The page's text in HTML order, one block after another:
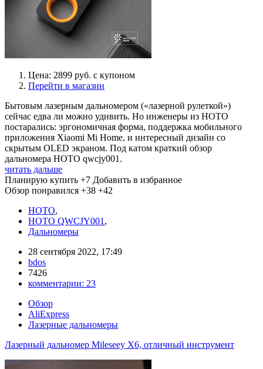
Цена: 2899 руб. с купоном
Перейти в магазин
Бытовым лазерным дальномером («лазерной рулеткой»)
сейчас едва ли можно удивить. Но инженеры из HOTO
постарались: эргономичная форма, поддержка мобильного
приложения Xiaomi Mi Home, и интересный дизайн со
скрытым OLED экраном. Под катом краткий обзор
дальномера HOTO qwcjy001.
читать дальше
Планирую купить +7 Добавить в избранное
Обзор понравился +38 +42
HOTO,
HOTO QWCJY001 ,
Дальномеры
28 сентября 2022, 17:49
bdos
7426
комментарии: 23
Обзор
AliExpress
Лазерные дальномеры
Лазерный дальномер Mileseey X6, отличный инструмент